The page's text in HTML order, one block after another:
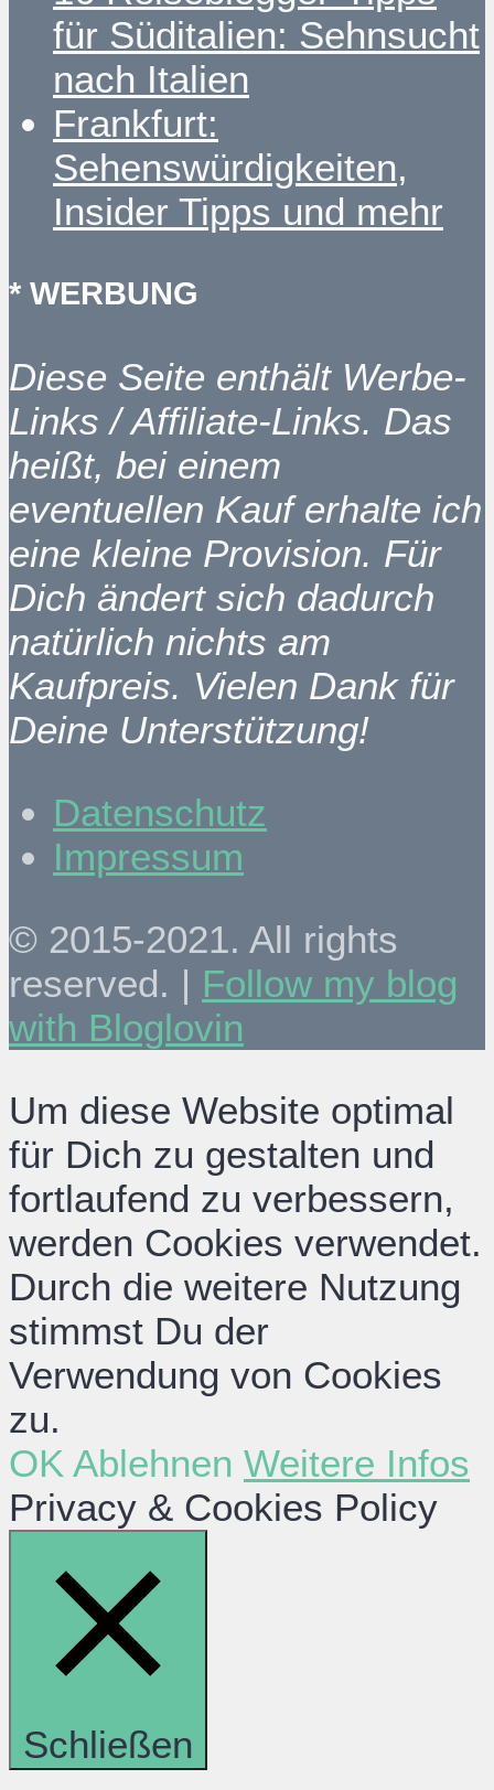
für Süditalien: Sehnsucht
nach Italien
Frankfurt:
Sehenswürdigkeiten,
Insider Tipps und mehr
* WERBUNG
Diese Seite enthält Werbe-
Links / Affiliate-Links. Das
heißt, bei einem
eventuellen Kauf erhalte ich
eine kleine Provision. Für
Dich ändert sich dadurch
natürlich nichts am
Kaufpreis. Vielen Dank für
Deine Unterstützung!
Datenschutz
Impressum
© 2015-2021. All rights
reserved. | Follow my blog
with Bloglovin
Um diese Website optimal
für Dich zu gestalten und
fortlaufend zu verbessern,
werden Cookies verwendet.
Durch die weitere Nutzung
stimmst Du der
Verwendung von Cookies
zu.
OK Ablehnen Weitere Infos
Privacy & Cookies Policy
Schließen